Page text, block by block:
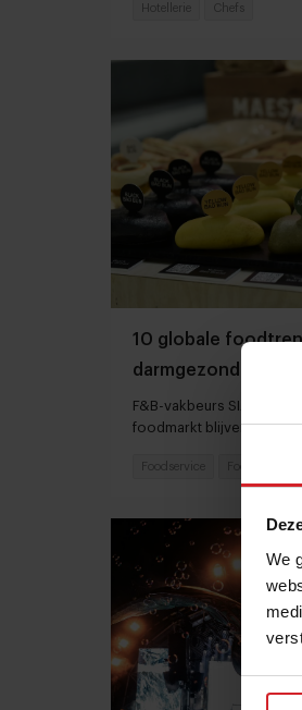
We
Hotellerie Chefs
10 globale
darmgezondheid
slimmer snacken
F&B-vakbeurs SIAL
foodmarkt blijvend gaan
Foodservice